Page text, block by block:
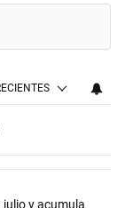
en los
en CABA marcó
julio y acumula